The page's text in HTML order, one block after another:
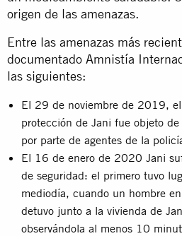
origen de las amenazas.
Entre las amenazas más
documentado Amnistía
las siguientes:
El 29 de noviembre de 2019,
protección de Jani fue objeto
por parte de agentes de la
El 16 de enero de 2020 Jani
de seguridad: el primero tuvo
mediodía, cuando un hombre
detuvo junto a la vivienda de
observándola al menos 10